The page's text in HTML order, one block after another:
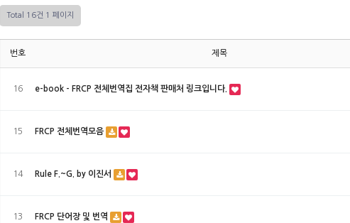
Total 16건 1 페이지
번호 제목
16 e-book - FRCP 전체번역집 전자책 판매처 링크입니다.
15 FRCP 전체번역모음
14 Rule F.~G. by 이진서
13 FRCP 단어장 및 번역